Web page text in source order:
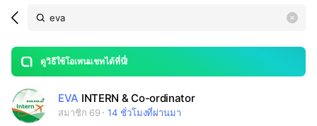
Search
OpenChats
messages
search
area
ดูวิธีใช้โอเพนแชทได้ที่นี่!
open
EVA INTERN & Co-ordinator
สมาชิก 69 14 ชั่วโมงที่ผ่านมา